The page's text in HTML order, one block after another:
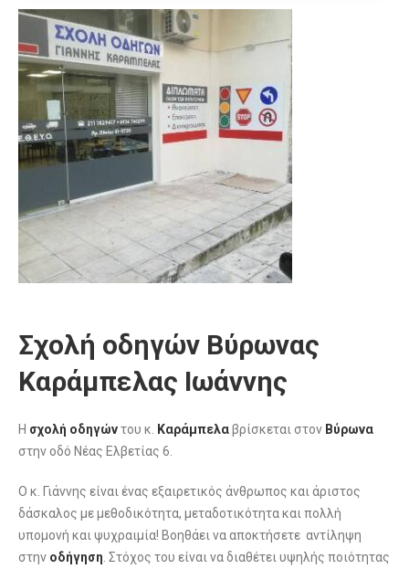
Σχολή οδηγών Βύρωνας
Καράμπελας Ιωάννης
Η σχολή οδηγώντου κ. Καράμπελαβρίσκεται στον Βύρωνα
στην οδό Νέας Ελβετίας 6.
Ο κ. Γιάννης είναι ένας εξαιρετικός άνθρωπος και άριστος
δάσκαλος με μεθοδικότητα, μεταδοτικότητα και πολλή
υπομονή και ψυχραιμία! Βοηθάει να αποκτήσετε αντίληψη
στην οδήγηση. Στόχος του είναι να διαθέτει υψηλής ποιότητας